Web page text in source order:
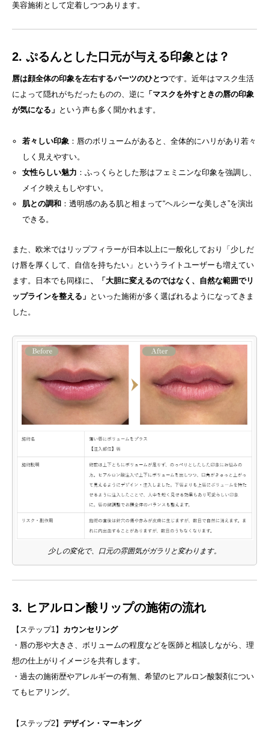
美容施術として定着しつつあります。
2. ぷるんとした口元が与える印象とは？
唇は顔全体の印象を左右するパーツのひとつです。近年はマスク生活
によって隠れがちだったものの、逆に 「マスクを外すときの唇の印象
が気になる」 という声も多く聞かれます。
若々しい印象：唇のボリュームがあると、全体的にハリがあり若々
しく見えやすい。
女性らしい魅力 ：ふっくらとした形はフェミニンな印象を強調し、
メイク映えもしやすい。
肌との調和 ：透明感のある肌と相まって“ヘルシーな美しさ”を演出
できる。
また、欧米ではリップフィラーが日本以上に一般化しており「少しだ
け唇を厚くして、自信を持ちたい」というライトユーザーも増えてい
ます。日本でも同様に、「大胆に変えるのではなく、自然な範囲でリ
ップラインを整える」 といった施術が多く選ばれるようになってきま
した。
少しの変化で、口元の雰囲気がガラリと変わります。
3. ヒアルロン酸リップの施術の流れ
【ステップ1】 カウンセリング
・唇の形や大きさ、ボリュームの程度などを医師と相談しながら、理
想の仕上がりイメージを共有します。
・過去の施術歴やアレルギーの有無、希望のヒアルロン酸製剤につい
てもヒアリング。
【ステップ2】 デザイン・マーキング